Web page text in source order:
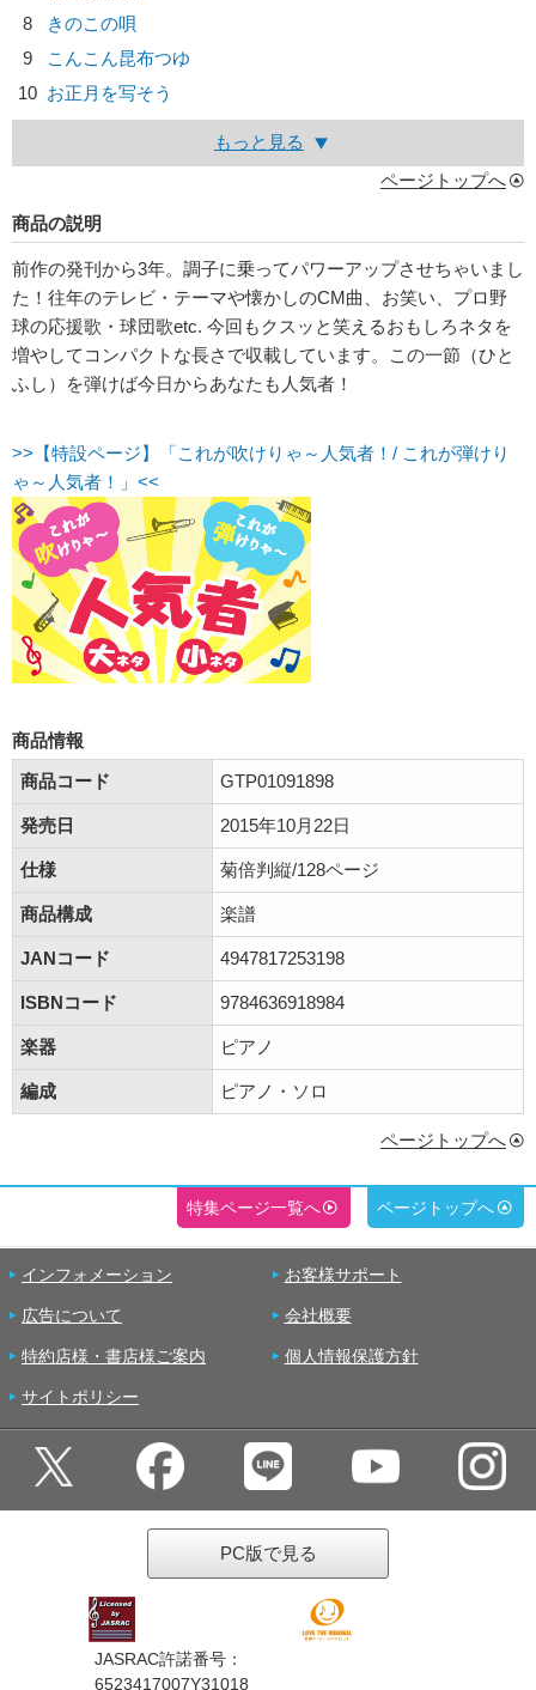
8
きのこの唄
9
こんこん昆布つゆ
10 お正月を写そう
もっと見る
ページトップへ
商品の説明
前作の発刊から3年。調子に乗ってパワーアップさせちゃいまし
た！往年のテレビ・テーマや懐かしのCM曲、お笑い、プロ野
球の応援歌・球団歌etc. 今回もクスッと笑えるおもしろネタを
増やしてコンパクトな長さで収載しています。この一節（ひと
ふし）を弾けば今日からあなたも人気者！
>>【特設ページ】「これが吹けりゃ～人気者！/ これが弾けり
ゃ～人気者！」<<
商品情報
商品コード
GTP01091898
発売日 2015年10月22日
仕様 菊倍判縦/128ページ
商品構成 楽譜
JANコード 4947817253198
ISBNコード 9784636918984
楽器 ピアノ
編成 ピアノ・ソロ
ページトップへ
特集ページ一覧へ ページトップへ
インフォメーション お客様サポート
広告について 会社概要
特約店様・書店様ご案内 個人情報保護方針
サイトポリシー
PC版で見る
JASRAC許諾番号：
6523417007Y31018